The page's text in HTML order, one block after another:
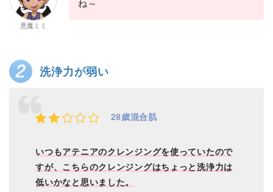
悪魔ミミ
ね～
洗浄力が弱い
28歳混合肌
いつもアテニアのクレンジングを使っていたので
すが、こちらのクレンジングはちょっと洗浄力は
低いかなと思いました。